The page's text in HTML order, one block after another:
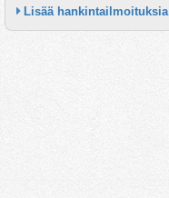
Lisää hankintailmoituksia